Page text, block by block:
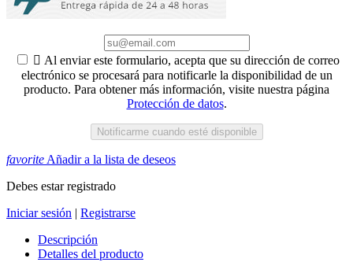
 Al enviar este formulario, acepta que su dirección de correo
electrónico se procesará para notificarle la disponibilidad de un
producto. Para obtener más información, visite nuestra página
Protección de datos.
Notificarme cuando esté disponible
favorite Añadir a la lista de deseos
Debes estar registrado
Iniciar sesión | Registrarse
Descripción
Detalles del producto